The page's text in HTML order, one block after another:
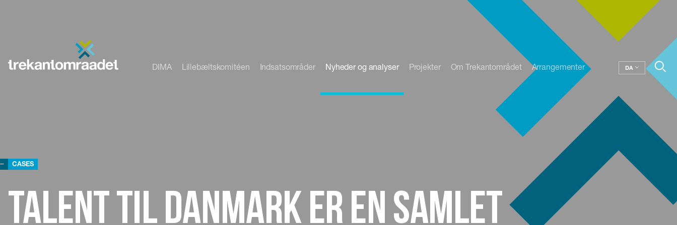
DIMA Lillebæltskomitéen Indsatsområder Nyheder og analyser Projekter Om Trekantområdet Arrangementer DA
CASES
Talent til Danmark er en samlet